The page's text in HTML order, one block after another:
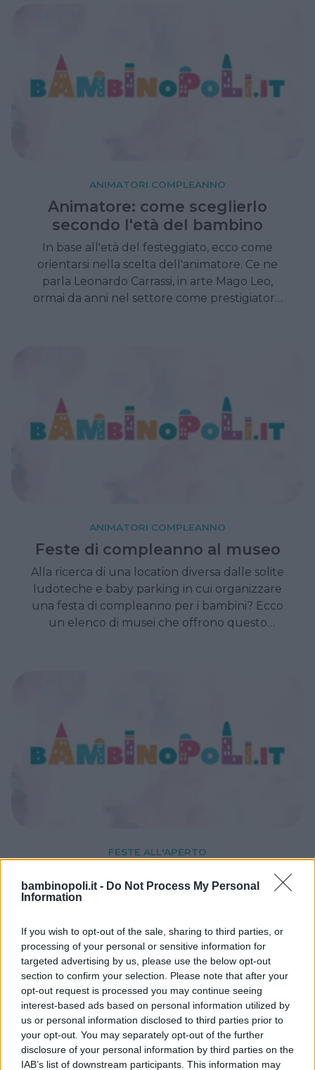
bambinopoli.it - Do Not Process My Personal
Information
If you wish to opt-out of the sale, sharing to third parties, or
processing of your personal or sensitive information for
targeted advertising by us, please use the below opt-out
section to confirm your selection. Please note that after your
opt-out request is processed you may continue seeing
interest-based ads based on personal information utilized by
us or personal information disclosed to third parties prior to
your opt-out. You may separately opt-out of the further
disclosure of your personal information by third parties on the
IAB’s list of downstream participants. This information may
ANIMATORI COMPLEANNO
Animatore: come sceglierlo
secondo l'età del bambino
In base all'età del festeggiato, ecco come
orientarsi nella scelta dell'animatore. Ce ne
parla Leonardo Carrassi, in arte Mago Leo,
ormai da anni nel settore come prestigiatore
ANIMATORI COMPLEANNO
Feste di compleanno al museo
Alla ricerca di una location diversa dalle solite
ludoteche e baby parking in cui organizzare
una festa di compleanno per i bambini? Ecco
un elenco di musei che offrono questo
FESTE ALL'APERTO
primavera
Quale potrebbe essere la festa di
compleanno preferita dal tuo bambino. Idee
e proposte per una giornata indimenticabile